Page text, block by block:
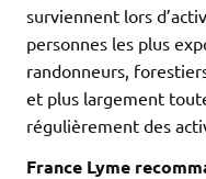
surviennent lors
personnes les plus
randonneurs,
et plus largement
régulièrement des
France Lyme